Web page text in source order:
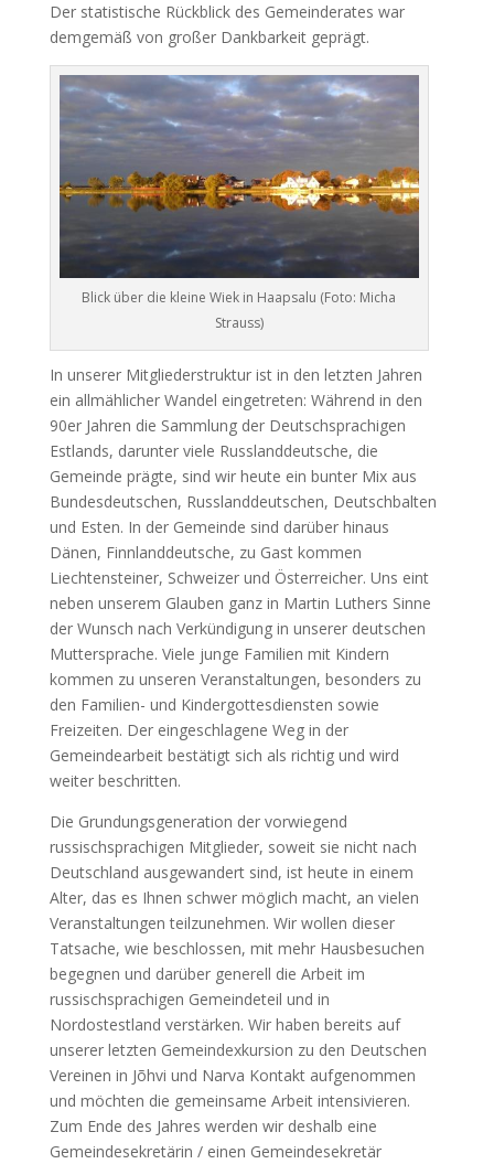
Der statistische Rückblick des Gemeinderates war
demgemäß von großer Dankbarkeit geprägt.
Blick über die kleine Wiek in Haapsalu (Foto: Micha
Strauss)
In unserer Mitgliederstruktur ist in den letzten Jahren
ein allmählicher Wandel eingetreten: Während in den
90er Jahren die Sammlung der Deutschsprachigen
Estlands, darunter viele Russlanddeutsche, die
Gemeinde prägte, sind wir heute ein bunter Mix aus
Bundesdeutschen, Russlanddeutschen, Deutschbalten
und Esten. In der Gemeinde sind darüber hinaus
Dänen, Finnlanddeutsche, zu Gast kommen
Liechtensteiner, Schweizer und Österreicher. Uns eint
neben unserem Glauben ganz in Martin Luthers Sinne
der Wunsch nach Verkündigung in unserer deutschen
Muttersprache. Viele junge Familien mit Kindern
kommen zu unseren Veranstaltungen, besonders zu
den Familien- und Kindergottesdiensten sowie
Freizeiten. Der eingeschlagene Weg in der
Gemeindearbeit bestätigt sich als richtig und wird
weiter beschritten.
Die Grundungsgeneration der vorwiegend
russischsprachigen Mitglieder, soweit sie nicht nach
Deutschland ausgewandert sind, ist heute in einem
Alter, das es Ihnen schwer möglich macht, an vielen
Veranstaltungen teilzunehmen. Wir wollen dieser
Tatsache, wie beschlossen, mit mehr Hausbesuchen
begegnen und darüber generell die Arbeit im
russischsprachigen Gemeindeteil und in
Nordostestland verstärken. Wir haben bereits auf
unserer letzten Gemeindexkursion zu den Deutschen
Vereinen in Jõhvi und Narva Kontakt aufgenommen
und möchten die gemeinsame Arbeit intensivieren.
Zum Ende des Jahres werden wir deshalb eine
Gemeindesekretärin / einen Gemeindesekretär